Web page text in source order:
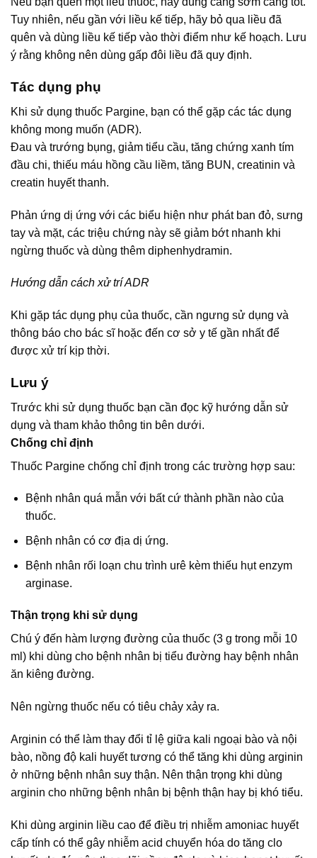
Tuy nhiên, nếu gần với liều kế tiếp, hãy bỏ qua liều đã
quên và dùng liều kế tiếp vào thời điểm như kế hoạch. Lưu
ý rằng không nên dùng gấp đôi liều đã quy định.
Tác dụng phụ
Khi sử dụng thuốc Pargine, bạn có thể gặp các tác dụng
không mong muốn (ADR).
Đau và trướng bụng, giảm tiểu cầu, tăng chứng xanh tím
đầu chi, thiếu máu hồng cầu liềm, tăng BUN, creatinin và
creatin huyết thanh.
Phản ứng dị ứng với các biểu hiện như phát ban đỏ, sưng
tay và mặt, các triệu chứng này sẽ giảm bớt nhanh khi
ngừng thuốc và dùng thêm diphenhydramin.
Hướng dẫn cách xử trí ADR
Khi gặp tác dụng phụ của thuốc, cần ngưng sử dụng và
thông báo cho bác sĩ hoặc đến cơ sở y tế gần nhất để
được xử trí kịp thời.
Lưu ý
Trước khi sử dụng thuốc bạn cần đọc kỹ hướng dẫn sử
dụng và tham khảo thông tin bên dưới.
Chống chỉ định
Thuốc Pargine chống chỉ định trong các trường hợp sau:
Bệnh nhân quá mẫn với bất cứ thành phần nào của
thuốc.
Bệnh nhân có cơ địa dị ứng.
Bệnh nhân rối loạn chu trình urê kèm thiếu hụt enzym
arginase.
Thận trọng khi sử dụng
Chú ý đến hàm lượng đường của thuốc (3 g trong mỗi 10
ml) khi dùng cho bệnh nhân bị tiểu đường hay bệnh nhân
ăn kiêng đường.
Nên ngừng thuốc nếu có tiêu chảy xảy ra.
Arginin có thể làm thay đổi tỉ lệ giữa kali ngoại bào và nội
bào, nồng độ kali huyết tương có thể tăng khi dùng arginin
ở những bệnh nhân suy thận. Nên thận trọng khi dùng
arginin cho những bệnh nhân bị bệnh thận hay bị khó tiểu.
Khi dùng arginin liều cao để điều trị nhiễm amoniac huyết
cấp tính có thể gây nhiễm acid chuyển hóa do tăng clo